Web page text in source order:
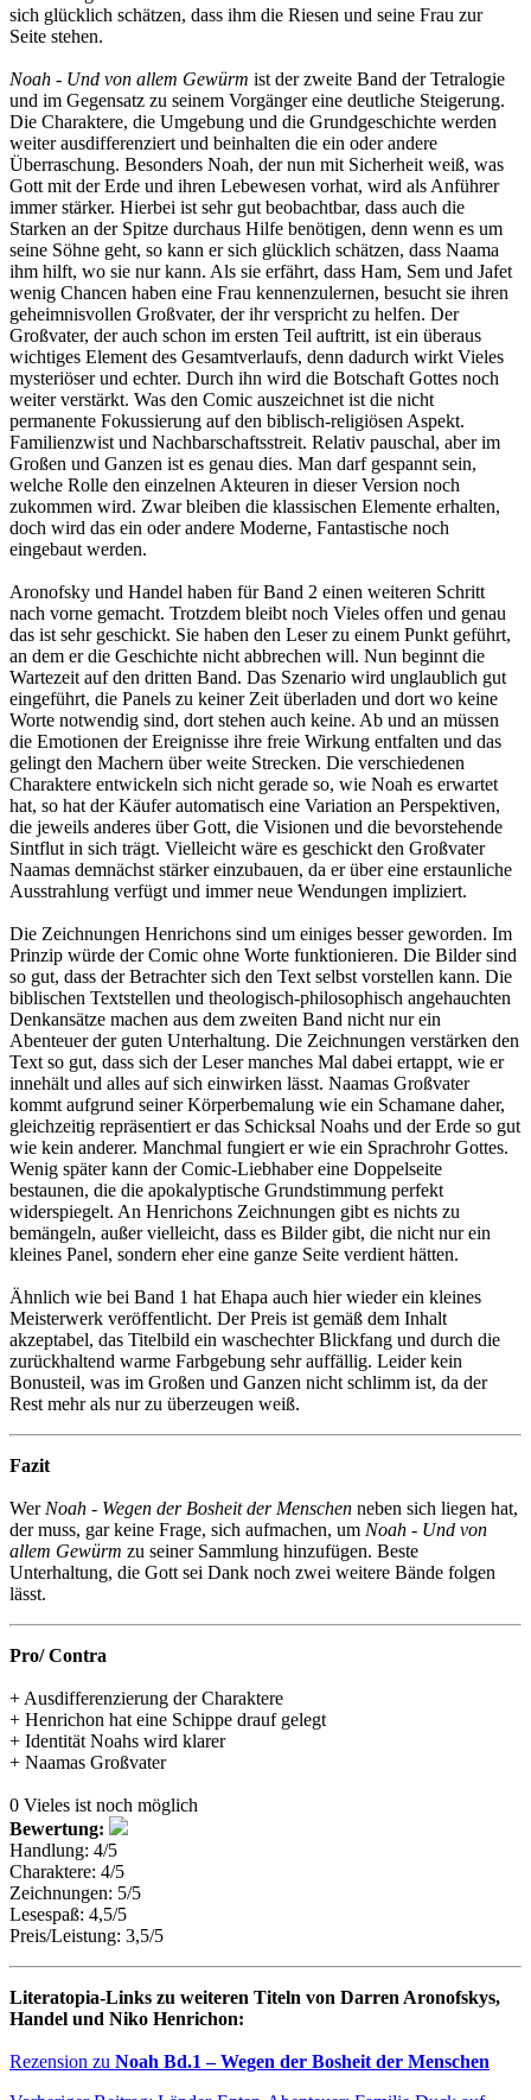
sich glücklich schätzen, dass ihm die Riesen und seine Frau zur
Seite stehen.
Noah - Und von allem Gewürm ist der zweite Band der Tetralogie
und im Gegensatz zu seinem Vorgänger eine deutliche Steigerung.
Die Charaktere, die Umgebung und die Grundgeschichte werden
weiter ausdifferenziert und beinhalten die ein oder andere
Überraschung. Besonders Noah, der nun mit Sicherheit weiß, was
Gott mit der Erde und ihren Lebewesen vorhat, wird als Anführer
immer stärker. Hierbei ist sehr gut beobachtbar, dass auch die
Starken an der Spitze durchaus Hilfe benötigen, denn wenn es um
seine Söhne geht, so kann er sich glücklich schätzen, dass Naama
ihm hilft, wo sie nur kann. Als sie erfährt, dass Ham, Sem und Jafet
wenig Chancen haben eine Frau kennenzulernen, besucht sie ihren
geheimnisvollen Großvater, der ihr verspricht zu helfen. Der
Großvater, der auch schon im ersten Teil auftritt, ist ein überaus
wichtiges Element des Gesamtverlaufs, denn dadurch wirkt Vieles
mysteriöser und echter. Durch ihn wird die Botschaft Gottes noch
weiter verstärkt. Was den Comic auszeichnet ist die nicht
permanente Fokussierung auf den biblisch-religiösen Aspekt.
Familienzwist und Nachbarschaftsstreit. Relativ pauschal, aber im
Großen und Ganzen ist es genau dies. Man darf gespannt sein,
welche Rolle den einzelnen Akteuren in dieser Version noch
zukommen wird. Zwar bleiben die klassischen Elemente erhalten,
doch wird das ein oder andere Moderne, Fantastische noch
eingebaut werden.
Aronofsky und Handel haben für Band 2 einen weiteren Schritt
nach vorne gemacht. Trotzdem bleibt noch Vieles offen und genau
das ist sehr geschickt. Sie haben den Leser zu einem Punkt geführt,
an dem er die Geschichte nicht abbrechen will. Nun beginnt die
Wartezeit auf den dritten Band. Das Szenario wird unglaublich gut
eingeführt, die Panels zu keiner Zeit überladen und dort wo keine
Worte notwendig sind, dort stehen auch keine. Ab und an müssen
die Emotionen der Ereignisse ihre freie Wirkung entfalten und das
gelingt den Machern über weite Strecken. Die verschiedenen
Charaktere entwickeln sich nicht gerade so, wie Noah es erwartet
hat, so hat der Käufer automatisch eine Variation an Perspektiven,
die jeweils anderes über Gott, die Visionen und die bevorstehende
Sintflut in sich trägt. Vielleicht wäre es geschickt den Großvater
Naamas demnächst stärker einzubauen, da er über eine erstaunliche
Ausstrahlung verfügt und immer neue Wendungen impliziert.
Die Zeichnungen Henrichons sind um einiges besser geworden. Im
Prinzip würde der Comic ohne Worte funktionieren. Die Bilder sind
so gut, dass der Betrachter sich den Text selbst vorstellen kann. Die
biblischen Textstellen und theologisch-philosophisch angehauchten
Denkansätze machen aus dem zweiten Band nicht nur ein
Abenteuer der guten Unterhaltung. Die Zeichnungen verstärken den
Text so gut, dass sich der Leser manches Mal dabei ertappt, wie er
innehält und alles auf sich einwirken lässt. Naamas Großvater
kommt aufgrund seiner Körperbemalung wie ein Schamane daher,
gleichzeitig repräsentiert er das Schicksal Noahs und der Erde so gut
wie kein anderer. Manchmal fungiert er wie ein Sprachrohr Gottes.
Wenig später kann der Comic-Liebhaber eine Doppelseite
bestaunen, die die apokalyptische Grundstimmung perfekt
widerspiegelt. An Henrichons Zeichnungen gibt es nichts zu
bemängeln, außer vielleicht, dass es Bilder gibt, die nicht nur ein
kleines Panel, sondern eher eine ganze Seite verdient hätten.
Ähnlich wie bei Band 1 hat Ehapa auch hier wieder ein kleines
Meisterwerk veröffentlicht. Der Preis ist gemäß dem Inhalt
akzeptabel, das Titelbild ein waschechter Blickfang und durch die
zurückhaltend warme Farbgebung sehr auffällig. Leider kein
Bonusteil, was im Großen und Ganzen nicht schlimm ist, da der
Rest mehr als nur zu überzeugen weiß.
Fazit
Wer Noah - Wegen der Bosheit der Menschen neben sich liegen hat,
der muss, gar keine Frage, sich aufmachen, um Noah - Und von
allem Gewürm zu seiner Sammlung hinzufügen. Beste
Unterhaltung, die Gott sei Dank noch zwei weitere Bände folgen
lässt.
Pro/ Contra
+ Ausdifferenzierung der Charaktere
+ Henrichon hat eine Schippe drauf gelegt
+ Identität Noahs wird klarer
+ Naamas Großvater
0 Vieles ist noch möglich
Bewertung:
Handlung: 4/5
Charaktere: 4/5
Zeichnungen: 5/5
Lesespaß: 4,5/5
Preis/Leistung: 3,5/5
Literatopia-Links zu weiteren Titeln von Darren Aronofskys,
Handel und Niko Henrichon:
Rezension zu Noah Bd.1 – Wegen der Bosheit der Menschen